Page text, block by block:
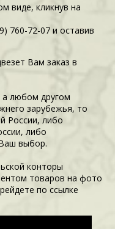
виде, кликнув на
760-72-07 и оставив
Вам заказ в
а любом другом
зарубежья, то
России, либо
либо
выбор.
конторы
товаров на фото
по ссылке